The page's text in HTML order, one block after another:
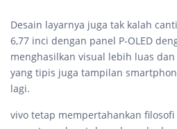
Desain layarnya juga tak kalah
6,77 inci dengan panel P-OLED
menghasilkan visual lebih luas
yang tipis juga tampilan
lagi.
vivo tetap mempertahankan